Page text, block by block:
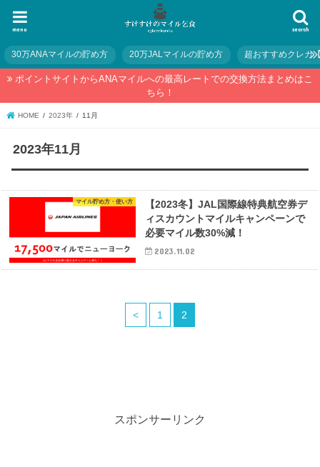
search
menu
30万ANAマイルの貯め方 20万JALマイルの貯め方 超おすすめクレカ
ポイントサイトからANAマイルへの最高レートでの交換方法まとめはこ
ちら！
HOME 2023年 11月
2023年11月
マイル貯め方・使い方
【2023冬】JAL国際線特典航空券デ
ィスカウントマイルキャンペーンで
必要マイル数30%減！
2023.11.02
< 1 2
スポンサーリンク